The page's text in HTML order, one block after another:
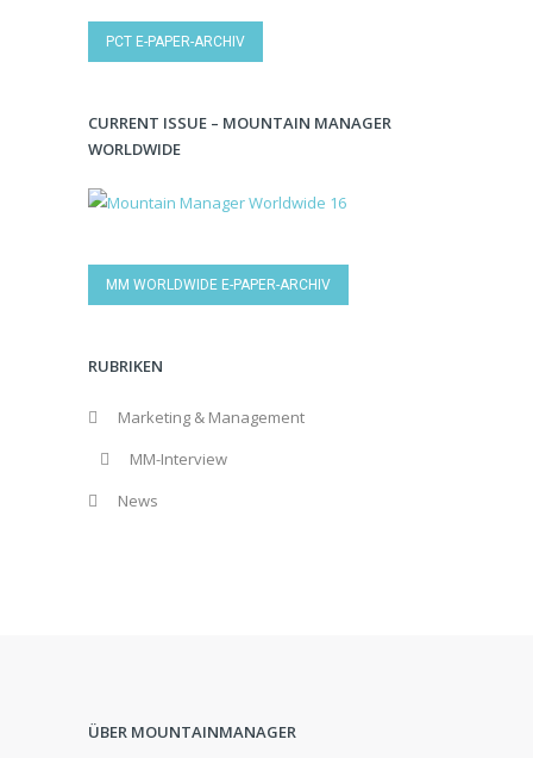
PCT E-PAPER-ARCHIV
CURRENT ISSUE – MOUNTAIN MANAGER
WORLDWIDE
MM WORLDWIDE E-PAPER-ARCHIV
RUBRIKEN
Marketing & Management
MM-Interview
News
ÜBER MOUNTAINMANAGER